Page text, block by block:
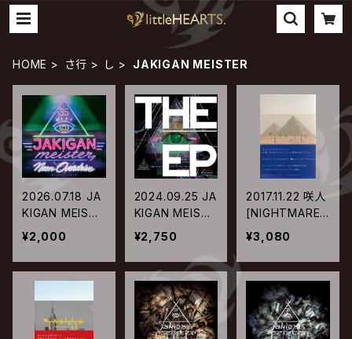
HOME さ行 し JAKIGAN MEISTER
2026.07.18 JA
KIGAN MEISTE
R / Neon Over
drive
¥2,000
2024.09.25 JA
KIGAN MEISTE
R / THE ______
¥2,750
2017.11.22 咲人
[NIGHTMARE]
/ TABISITE vo
l.4 エジプト編
¥3,080